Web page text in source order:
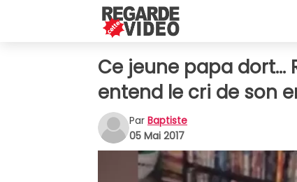
Ce jeune papa dort...
entend le cri de son
Par Baptiste
05 Mai 2017